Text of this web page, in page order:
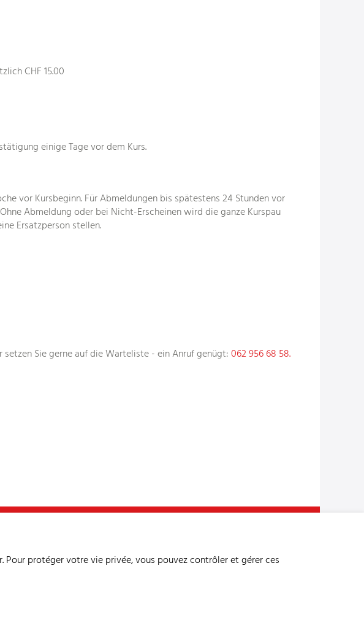
CHF 15.00
einige Tage vor dem Kurs.
vor Kursbeginn. Für Abmeldungen bis spätestens 24 Stunden vor
Abmeldung oder bei Nicht-Erscheinen wird die ganze Kurspau
Ersatzperson stellen.
Sie gerne auf die Warteliste - ein Anruf genügt:062 956 68 58.
created by Internetgalerie AG
protéger votre vie privée, vous pouvez contrôler et gérer ces